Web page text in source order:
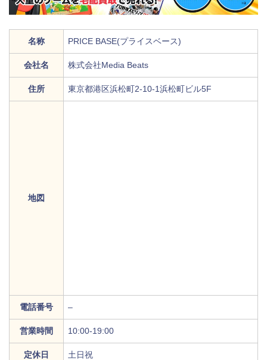
名称 PRICE BASE(プライスベース)
会社名 株式会社Media Beats
住所 東京都港区浜松町2-10-1浜松町ビル5F
地図
電話番号 –
営業時間 10:00-19:00
定休日 土日祝